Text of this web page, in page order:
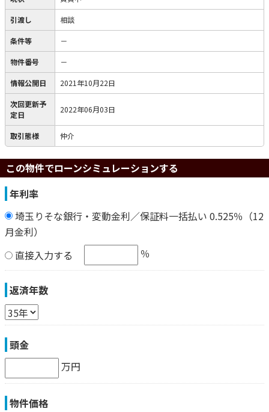
引渡し 相談
条件等 －
物件番号 －
情報公開日 2021年10月22日
次回更新予
定日
2022年06月03日
取引態様 仲介
この物件でローンシミュレーションする
年利率
埼玉りそな銀行・変動金利／保証料一括払い 0.525％（12
月金利）
直接入力する
％
返済年数
頭金
万円
物件価格